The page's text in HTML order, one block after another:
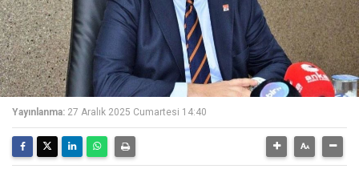
Yayınlanma: 27 Aralık 2025 Cumartesi 14:40